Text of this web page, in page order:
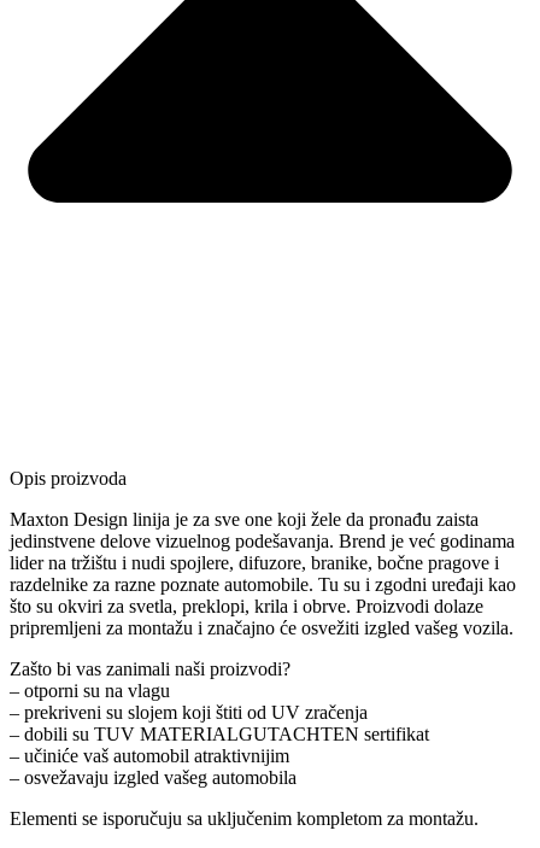
Opis proizvoda
Maxton Design linija je za sve one koji žele da pronađu zaista
jedinstvene delove vizuelnog podešavanja. Brend je već godinama
lider na tržištu i nudi spojlere, difuzore, branike, bočne pragove i
razdelnike za razne poznate automobile. Tu su i zgodni uređaji kao
što su okviri za svetla, preklopi, krila i obrve. Proizvodi dolaze
pripremljeni za montažu i značajno će osvežiti izgled vašeg vozila.
Zašto bi vas zanimali naši proizvodi?
– otporni su na vlagu
– prekriveni su slojem koji štiti od UV zračenja
– dobili su TUV MATERIALGUTACHTEN sertifikat
– učiniće vaš automobil atraktivnijim
– osvežavaju izgled vašeg automobila
Elementi se isporučuju sa uključenim kompletom za montažu.